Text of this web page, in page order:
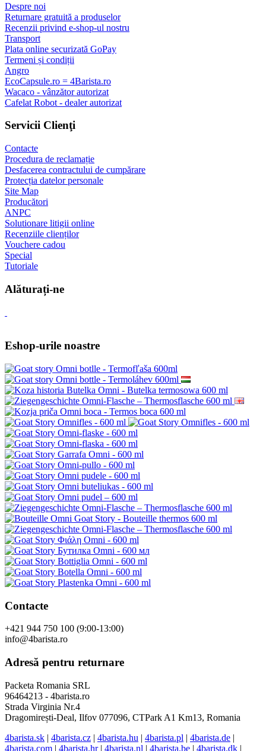
Despre noi
Returnare gratuită a produselor
Recenzii privind e-shop-ul nostru
Transport
Plata online securizată GoPay
Termeni și condiții
Angro
EcoCapsule.ro = 4Barista.ro
Wacaco - vânzător autorizat
Cafelat Robot - dealer autorizat
Servicii Clienţi
Contacte
Procedura de reclamație
Desfacerea contractului de cumpărare
Protecția datelor personale
Site Map
Producători
ANPC
Solutionare litigii online
Recenziile clienților
Vouchere cadou
Special
Tutoriale
Alăturați-ne
Eshop-urile noastre
Contacte
+421 944 750 100 (9:00-13:00)
info@4barista.ro
Adresă pentru returnare
Packeta Romania SRL
96464213 - 4barista.ro
Strada Virginia Nr.4
Dragomirești-Deal, Ilfov 077096, CTPark A1 Km13, Romania
4barista.sk | 4barista.cz | 4barista.hu | 4barista.pl | 4barista.de |
4barista.com | 4barista.hr| 4barista.nl | 4barista.be | 4barista.dk |